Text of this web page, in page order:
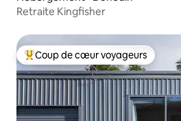
Retraite Kingfisher
Coups de cœur voyageurs les plus
Coup de cœur voyageurs